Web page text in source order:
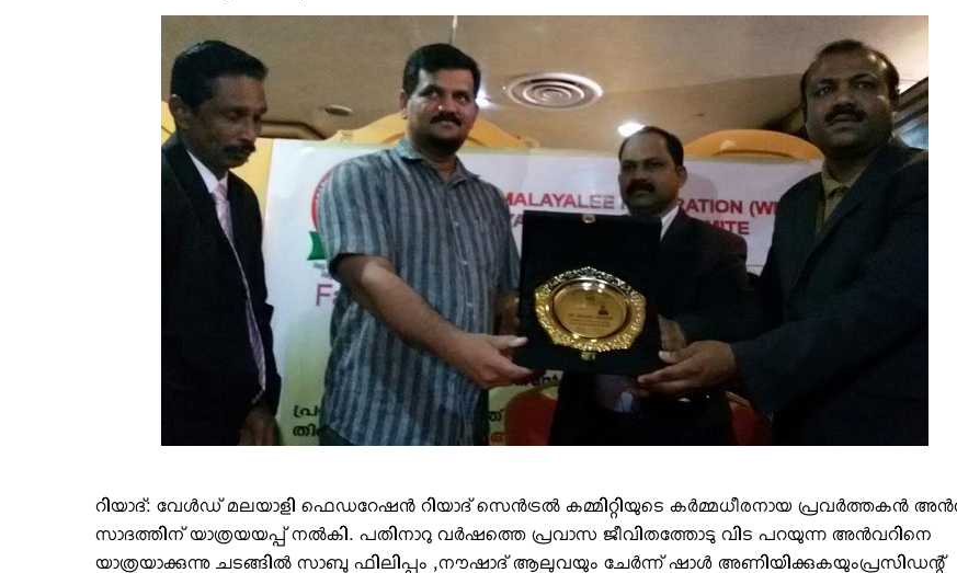
റിയാദ്: വേള്‍ഡ് മലയാളി ഫെഡറേഷന്‍ റിയാദ് സെന്‍ട്രല്‍ കമ്മിറ്റിയുടെ കര്‍മ്മധീരനായ പ്രവര്‍ത്തകന്‍
സാദത്തിന് യാത്രയയപ്പ് നല്‍കി. പതിനാറു വര്‍ഷത്തെ പ്രവാസ ജീവിതത്തോടു വിട പറയുന്ന അന്‍വറിനെ
യാത്രയാക്കുന്നു ചടങ്ങില്‍ സാബു ഫിലിപ്പും ,നൗഷാദ് ആലുവയും ചേര്‍ന്ന് ഷാള്‍ അണിയിക്കുകയുംപ്രസിഡന്റ്